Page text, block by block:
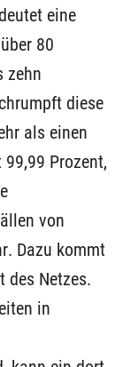
eine
80
zehn
diese
als einen
Prozent,
von
Dazu kommt
des Netzes.
in